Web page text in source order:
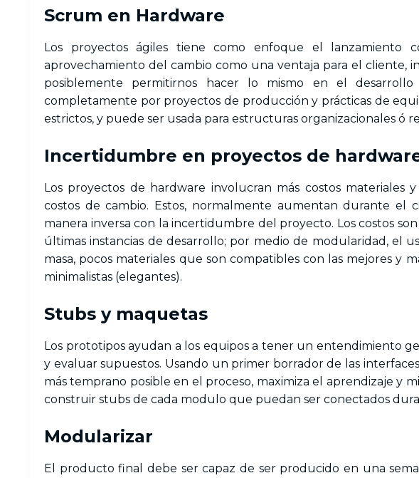
Scrum en Hardware
Los proyectos ágiles tiene como enfoque el lanzamiento
aprovechamiento del cambio como una ventaja para el cliente,
posiblemente permitirnos hacer lo mismo en el
completamente por proyectos de producción y prácticas de
estrictos, y puede ser usada para estructuras organizacionales ó
Incertidumbre en proyectos de
Los proyectos de hardware involucran más costos materiales
costos de cambio. Estos, normalmente aumentan durante el
manera inversa con la incertidumbre del proyecto. Los costos
últimas instancias de desarrollo; por medio de modularidad, el
masa, pocos materiales que son compatibles con las mejores y
minimalistas (elegantes).
Stubs y maquetas
Los prototipos ayudan a los equipos a tener un entendimiento
y evaluar supuestos. Usando un primer borrador de las
más temprano posible en el proceso, maximiza el aprendizaje y
construir stubs de cada modulo que puedan ser conectados
Modularizar
El producto final debe ser capaz de ser producido en una